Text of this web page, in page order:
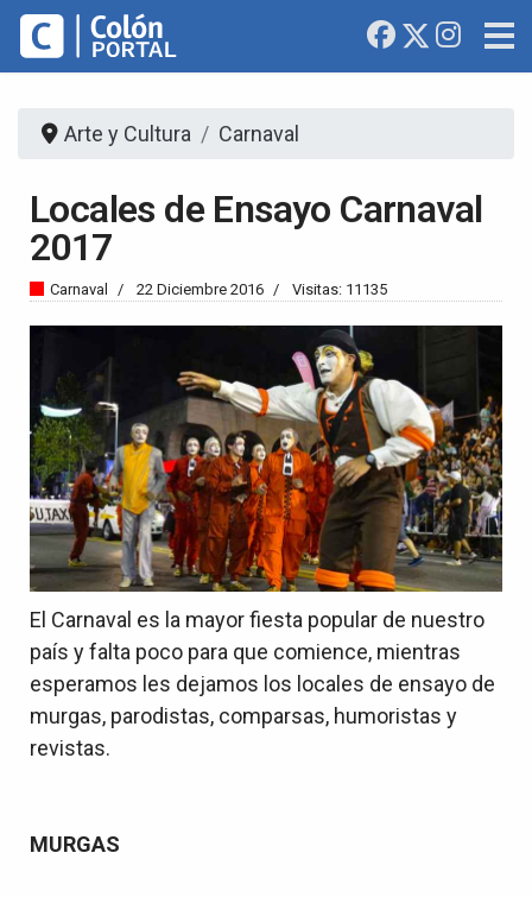
Arte y Cultura Carnaval
Locales de Ensayo Carnaval
2017
Carnaval 22 Diciembre 2016 Visitas: 11135
El Carnaval es la mayor fiesta popular de nuestro
país y falta poco para que comience, mientras
esperamos les dejamos los locales de ensayo de
murgas, parodistas, comparsas, humoristas y
revistas.
MURGAS